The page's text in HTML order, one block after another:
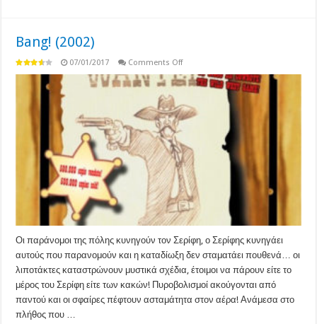
Bang! (2002)
07/01/2017 Comments Offon
(2002)
Οι παράνομοι της πόλης κυνηγούν τον Σερίφη, ο Σερίφης κυνηγάει
αυτούς που παρανομούν και η καταδίωξη δεν σταματάει πουθενά… οι
λιποτάκτες καταστρώνουν μυστικά σχέδια, έτοιμοι να πάρουν είτε το
μέρος του Σερίφη είτε των κακών! Πυροβολισμοί ακούγονται από
παντού και οι σφαίρες πέφτουν ασταμάτητα στον αέρα! Ανάμεσα στο
πλήθος που …